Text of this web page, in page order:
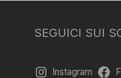
SEGUICI SUI
Instagram